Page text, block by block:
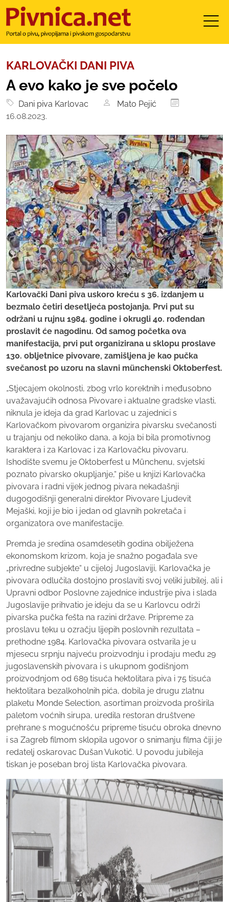
KARLOVAČKI DANI PIVA
A evo kako je sve počelo
Dani piva Karlovac
Mato Pejić
16.08.2023.
Karlovački Dani piva uskoro kreću s 36. izdanjem u
bezmalo četiri desetljeća postojanja. Prvi put su
održani u rujnu 1984. godine i okrugli 40. rođendan
proslavit će nagodinu. Od samog početka ova
manifestacija, prvi put organizirana u sklopu proslave
130. obljetnice pivovare, zamišljena je kao pučka
svečanost po uzoru na slavni münchenski Oktoberfest.
„Stjecajem okolnosti, zbog vrlo korektnih i međusobno
uvažavajućih odnosa Pivovare i aktualne gradske vlasti,
niknula je ideja da grad Karlovac u zajednici s
Karlovačkom pivovarom organizira pivarsku svečanosti
u trajanju od nekoliko dana, a koja bi bila promotivnog
karaktera i za Karlovac i za Karlovačku pivovaru.
Ishodište svemu je Oktoberfest u Münchenu, svjetski
poznato pivarsko okupljanje,“ piše u knjizi Karlovačka
pivovara i radni vijek jednog pivara nekadašnji
dugogodišnji generalni direktor Pivovare Ljudevit
Mejaški, koji je bio i jedan od glavnih pokretača i
organizatora ove manifestacije.
Premda je sredina osamdesetih godina obilježena
ekonomskom krizom, koja je snažno pogađala sve
„privredne subjekte“ u cijeloj Jugoslaviji, Karlovačka je
pivovara odlučila dostojno proslaviti svoj veliki jubilej, ali i
Upravni odbor Poslovne zajednice industrije piva i slada
Jugoslavije prihvatio je ideju da se u Karlovcu održi
pivarska pučka fešta na razini države. Pripreme za
proslavu teku u ozračju lijepih poslovnih rezultata –
prethodne 1984. Karlovačka pivovara ostvarila je u
mjesecu srpnju najveću proizvodnju i prodaju među 29
jugoslavenskih pivovara i s ukupnom godišnjom
proizvodnjom od 689 tisuća hektolitara piva i 75 tisuća
hektolitara bezalkoholnih pića, dobila je drugu zlatnu
plaketu Monde Selection, asortiman proizvoda proširila
paletom voćnih sirupa, uredila restoran društvene
prehrane s mogućnošću pripreme tisuću obroka dnevno
i sa Zagreb filmom sklopila ugovor o snimanju filma čiji je
redatelj oskarovac Dušan Vukotić. U povodu jubileja
tiskan je poseban broj lista Karlovačka pivovara.